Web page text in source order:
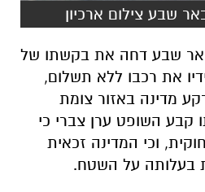
שבע צילום ארכיון
שבע דחה את בקשתו של
את רכבו ללא תשלום,
מדינה באזור צומת
השופט ערן צברי כי
וכי המדינה זכאית
בעלותה על השטח.